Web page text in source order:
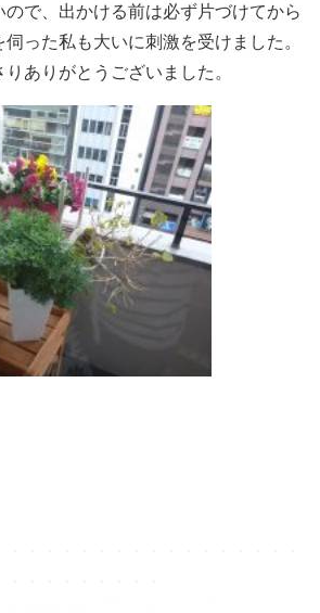
で、出かける前は必ず片づけてから
った私も大いに刺激を受けました。
ありがとうございました。
・・・・・・・・・・・・・・・・・
・・・・・・・・・